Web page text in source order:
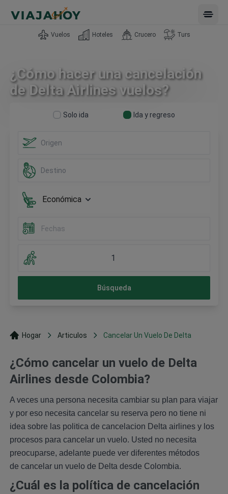
Open
Vuelos Hoteles Crucero Turs
¿Cómo hacer una cancelación
de Delta Airlines vuelos?
Solo ida Ida y regreso
Económica
1
Búsqueda
Hogar Articulos Cancelar Un Vuelo De Delta
¿Cómo cancelar un vuelo de Delta
Airlines desde Colombia?
A veces una persona necesita cambiar su plan para viajar
y por eso necesita cancelar su reserva pero no tiene ni
idea sobre las politica de cancelacion Delta airlines y los
procesos para cancelar un vuelo. Usted no necesita
preocuparse, adelante puede ver diferentes métodos
de cancelar un vuelo de Delta desde Colombia.
¿Cuál es la política de cancelación